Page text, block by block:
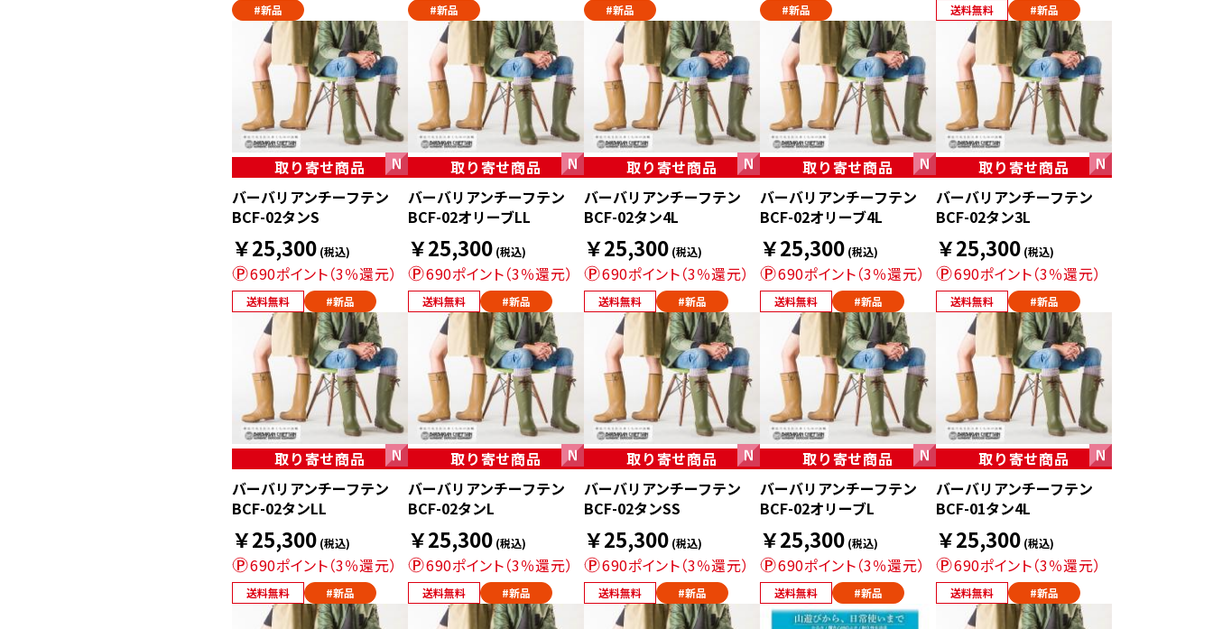
#新品 #新品 #新品 #新品 送料無料 #新品
取り寄せ商品
バーバリアンチーフテン
BCF-02タンS
￥25,300 (税込)
690ポイント（3％還元）
送料無料 #新品
取り寄せ商品
バーバリアンチーフテン
BCF-02オリーブLL
￥25,300 (税込)
690ポイント（3％還元）
送料無料 #新品
取り寄せ商品
バーバリアンチーフテン
BCF-02タン4L
￥25,300 (税込)
690ポイント（3％還元）
送料無料 #新品
取り寄せ商品
バーバリアンチーフテン
BCF-02オリーブ4L
￥25,300 (税込)
690ポイント（3％還元）
送料無料 #新品
取り寄せ商品
バーバリアンチーフテン
BCF-02タン3L
￥25,300 (税込)
690ポイント（3％還元）
送料無料 #新品
取り寄せ商品
バーバリアンチーフテン
BCF-02タンLL
￥25,300 (税込)
690ポイント（3％還元）
送料無料 #新品
取り寄せ商品
バーバリアンチーフテン
BCF-02タンL
￥25,300 (税込)
690ポイント（3％還元）
送料無料 #新品
取り寄せ商品
バーバリアンチーフテン
BCF-02タンSS
￥25,300 (税込)
690ポイント（3％還元）
送料無料 #新品
取り寄せ商品
バーバリアンチーフテン
BCF-02オリーブL
￥25,300 (税込)
690ポイント（3％還元）
送料無料 #新品
取り寄せ商品
バーバリアンチーフテン
BCF-01タン4L
￥25,300 (税込)
690ポイント（3％還元）
送料無料 #新品